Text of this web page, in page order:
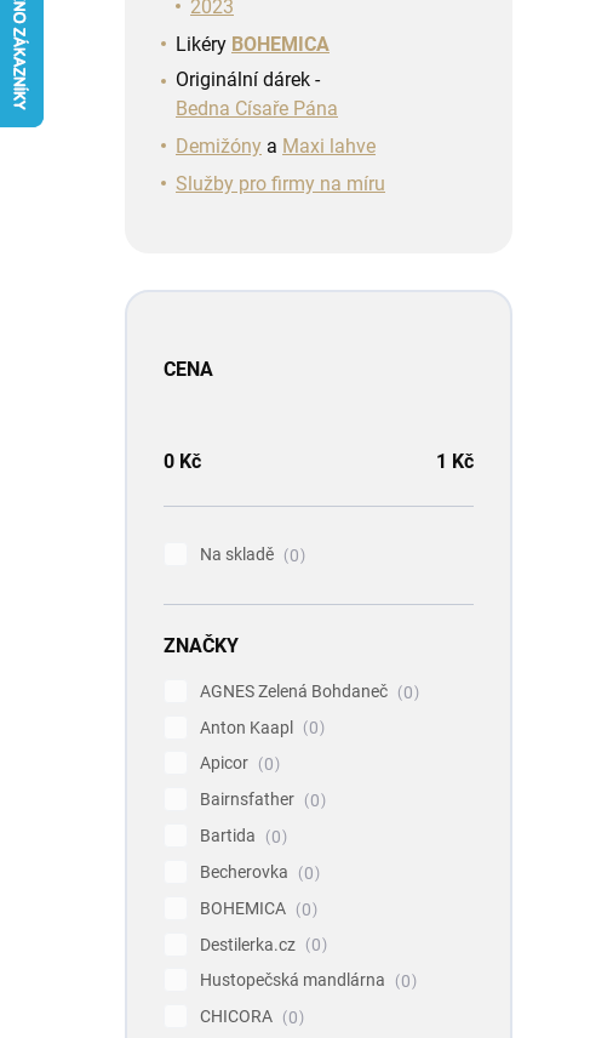
2023
Likéry BOHEMICA
Originální dárek -
Bedna Císaře Pána
Demižóny a Maxi lahve
Služby pro firmy na míru
CENA
0 Kč 1 Kč
Na skladě 0
ZNAČKY
AGNES Zelená Bohdaneč
0
Anton Kaapl
0
Apicor
0
Bairnsfather
0
Bartida
0
Becherovka
0
BOHEMICA
0
Destilerka.cz
0
Hustopečská mandlárna
0
CHICORA
0